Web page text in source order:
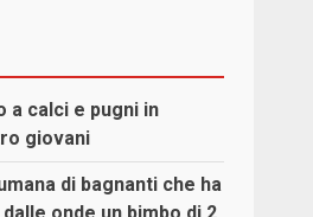
a calci e pugni in
giovani
di bagnanti che ha